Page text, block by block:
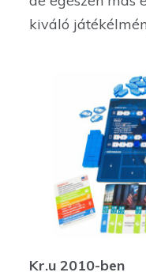
kiváló
Kr.u 2010-ben